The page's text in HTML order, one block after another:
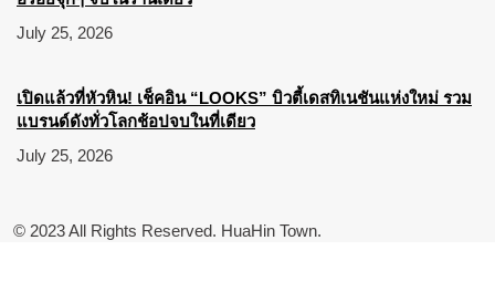
July 25, 2026
เปิดแล้วที่หัวหิน! เช็คอิน “LOOKS” บิวตี้เดสทิเนชันแห่งใหม่ รวม
แบรนด์ดังทั่วโลกช้อปจบในที่เดียว
July 25, 2026
© 2023 All Rights Reserved. HuaHin Town.